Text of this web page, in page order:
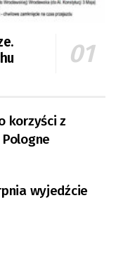
korzyści z
wyjedźcie